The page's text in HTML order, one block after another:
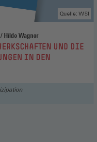
Richard Detje / Dieter Sauer / Ursula Stöger / Hilde Wagner
UND DIE
IN DEN
Quelle: WSI